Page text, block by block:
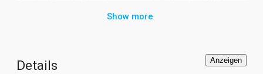
Musterhaus Bad Vilbel mit Atrium ist somit ideal geeignet
über 240 qm Wohnfläche und bietet viel Design und
Show more
Details Anzeigen